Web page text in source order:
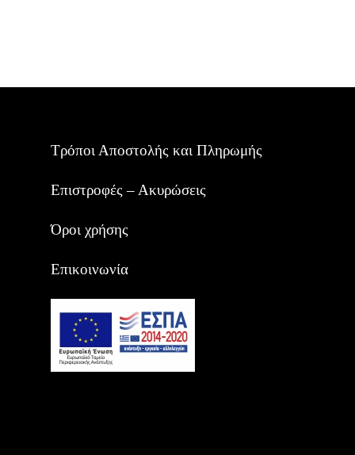
Τρόποι Αποστολής και Πληρωμής
Επιστροφές – Ακυρώσεις
Όροι χρήσης
Επικοινωνία